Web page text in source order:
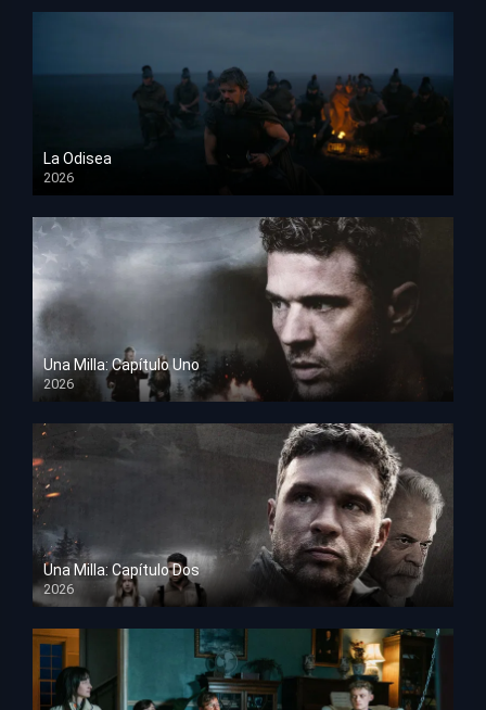
La Odisea
2026
TS Screener
Una Milla: Capítulo Uno
2026
HD 1080p
Una Milla: Capítulo Dos
2026
HD 1080p